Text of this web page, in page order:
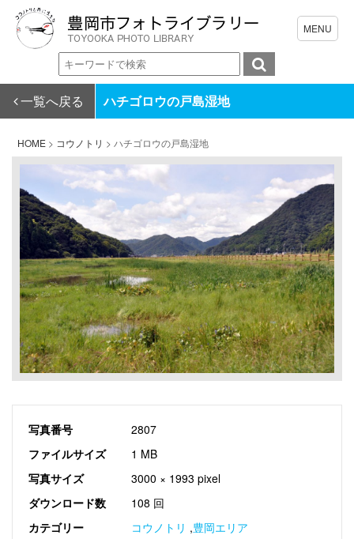
一覧へ戻る ハチゴロウの戸島湿地
HOME > コウノトリ > ハチゴロウの戸島湿地
写真番号
2807
ファイルサイズ
1 MB
写真サイズ
3000 × 1993 pixel
ダウンロード数
108 回
カテゴリー
コウノトリ ,豊岡エリア